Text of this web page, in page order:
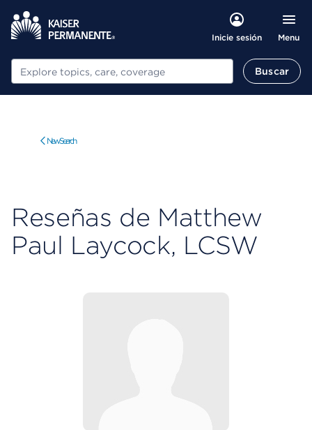
Inicie sesión Menu
Buscar Buscar
New Search
Reseñas de Matthew
Paul Laycock, LCSW